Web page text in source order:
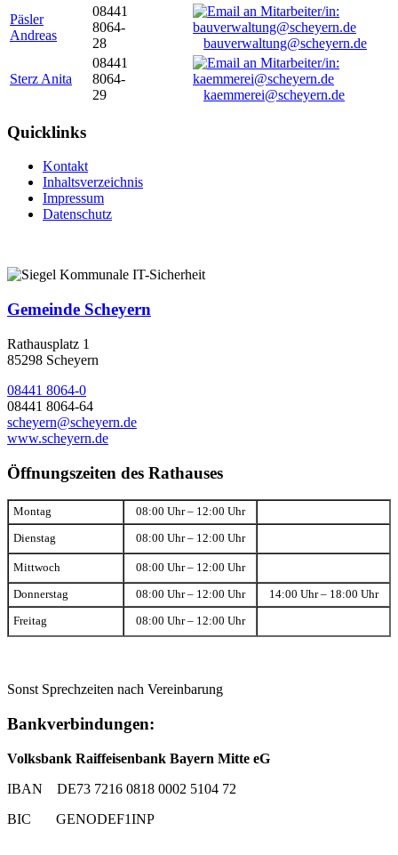
Päsler
Andreas
08441
8064-
28
bauverwaltung@scheyern.de
Sterz Anita
08441
8064-
29
kaemmerei@scheyern.de
Quicklinks
Kontakt
Inhaltsverzeichnis
Impressum
Datenschutz
Gemeinde Scheyern
Rathausplatz 1
85298 Scheyern
08441 8064-0
08441 8064-64
scheyern@scheyern.de
www.scheyern.de
Öffnungszeiten des Rathauses
Montag 08:00 Uhr – 12:00 Uhr
Dienstag 08:00 Uhr – 12:00 Uhr
Mittwoch 08:00 Uhr – 12:00 Uhr
Donnerstag 08:00 Uhr – 12:00 Uhr 14:00 Uhr – 18:00 Uhr
Freitag 08:00 Uhr – 12:00 Uhr
Sonst Sprechzeiten nach Vereinbarung
Bankverbindungen:
Volksbank Raiffeisenbank Bayern Mitte eG
IBAN DE73 7216 0818 0002 5104 72
BIC GENODEF1INP